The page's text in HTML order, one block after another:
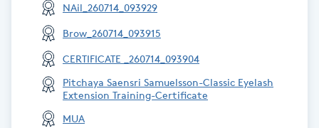
Klippning ungdom
Koppningsmassage
Kosmetisk tatuering
NAil_260714_093929
Brow_260714_093915
CERTIFICATE _260714_093904
Pitchaya Saensri Samuelsson-Classic Eyelash
Extension Training-Certificate
MUA